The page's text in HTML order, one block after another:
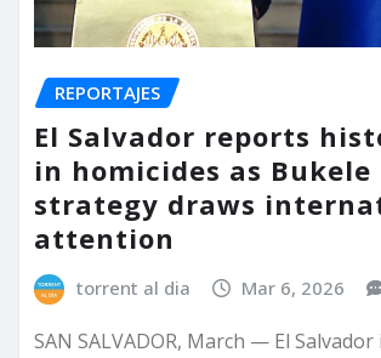
REPORTAJES
El Salvador reports
in homicides as
strategy draws
attention
torrent al dia Mar 6, 2026
SAN SALVADOR, March — El